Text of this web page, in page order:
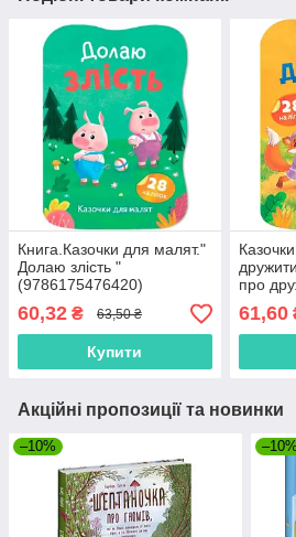
Книга.Казочки для малят."
Долаю злість "
(9786175476420)
60,32 ₴ 63,50 ₴
Купити
про
61,60
Акційні пропозиції та новинки
–10% –10%